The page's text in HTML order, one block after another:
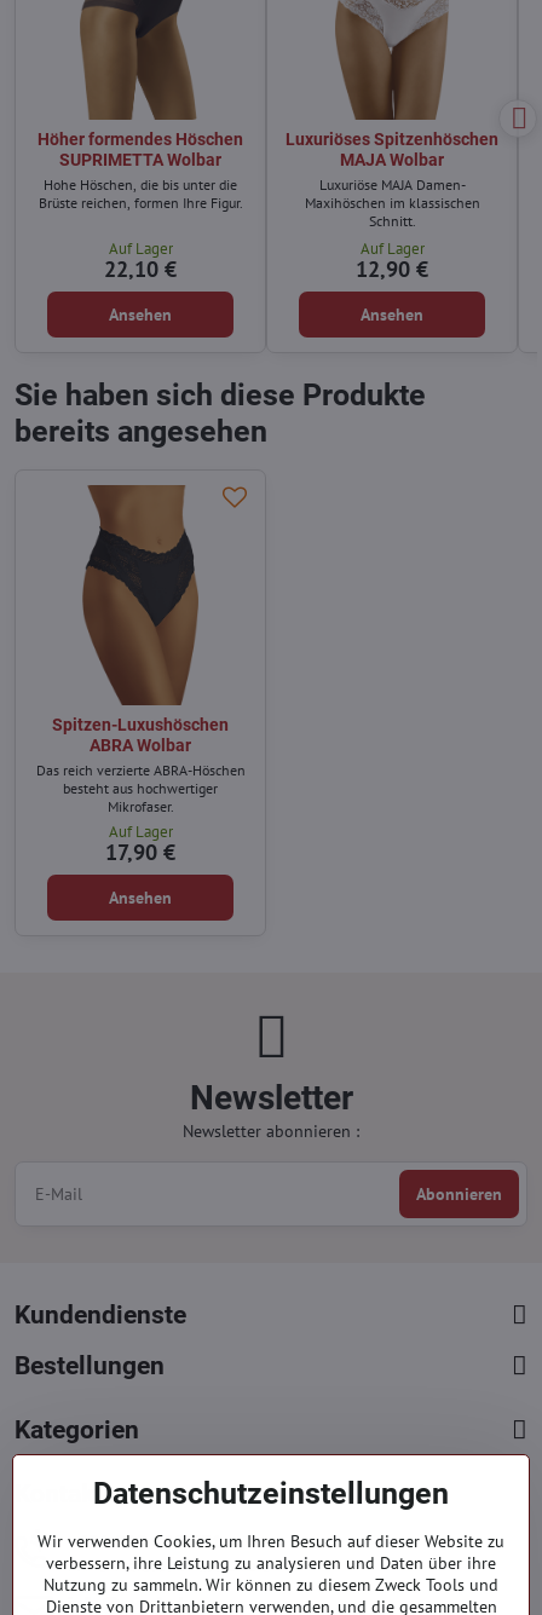
Höher formendes Höschen
SUPRIMETTA Wolbar
Hohe Höschen, die bis unter die
Brüste reichen, formen Ihre Figur.
Auf Lager
22,10 €
Ansehen
Luxuriöses Spitzenhöschen
MAJA Wolbar
Luxuriöse MAJA Damen-
Maxihöschen im klassischen
Schnitt.
Auf Lager
12,90 €
Ansehen
Sie haben sich diese Produkte
bereits angesehen
Spitzen-Luxushöschen
ABRA Wolbar
Das reich verzierte ABRA-Höschen
besteht aus hochwertiger
Mikrofaser.
Auf Lager
17,90 €
Ansehen
Newsletter
Newsletter abonnieren :
Abonnieren
Kundendienste
Bestellungen
Kategorien
Kontakte
+421 919 060 751
Mont. - Freit. : 9:00 - 15:00 hod.
info​​@everlady​​.eu
Datenschutzeinstellungen
Wir verwenden Cookies, um Ihren Besuch auf dieser Website zu
verbessern, ihre Leistung zu analysieren und Daten über ihre
Nutzung zu sammeln. Wir können zu diesem Zweck Tools und
Dienste von Drittanbietern verwenden, und die gesammelten